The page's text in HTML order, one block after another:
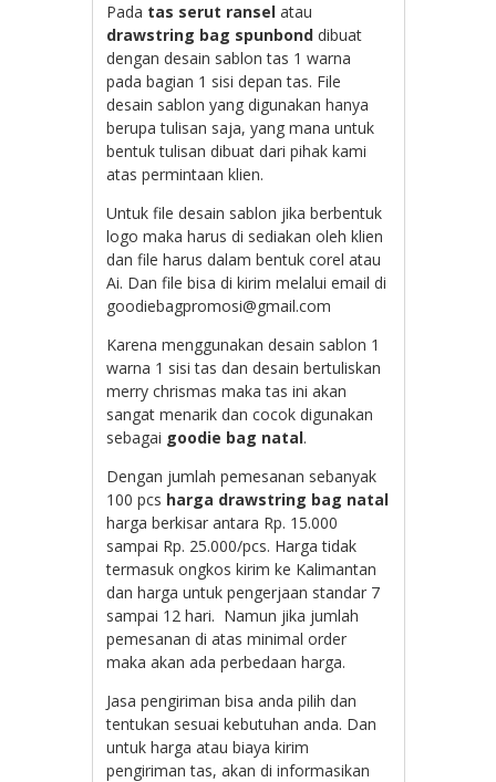
Pada tas serut ransel atau
drawstring bag spunbond dibuat
dengan desain sablon tas 1 warna
pada bagian 1 sisi depan tas. File
desain sablon yang digunakan hanya
berupa tulisan saja, yang mana untuk
bentuk tulisan dibuat dari pihak kami
atas permintaan klien.
Untuk file desain sablon jika berbentuk
logo maka harus di sediakan oleh klien
dan file harus dalam bentuk corel atau
Ai. Dan file bisa di kirim melalui email di
goodiebagpromosi@gmail.com
Karena menggunakan desain sablon 1
warna 1 sisi tas dan desain bertuliskan
merry chrismas maka tas ini akan
sangat menarik dan cocok digunakan
sebagai goodie bag natal.
Dengan jumlah pemesanan sebanyak
100 pcs harga drawstring bag natal
harga berkisar antara Rp. 15.000
sampai Rp. 25.000/pcs. Harga tidak
termasuk ongkos kirim ke Kalimantan
dan harga untuk pengerjaan standar 7
sampai 12 hari. Namun jika jumlah
pemesanan di atas minimal order
maka akan ada perbedaan harga.
Jasa pengiriman bisa anda pilih dan
tentukan sesuai kebutuhan anda. Dan
untuk harga atau biaya kirim
pengiriman tas, akan di informasikan